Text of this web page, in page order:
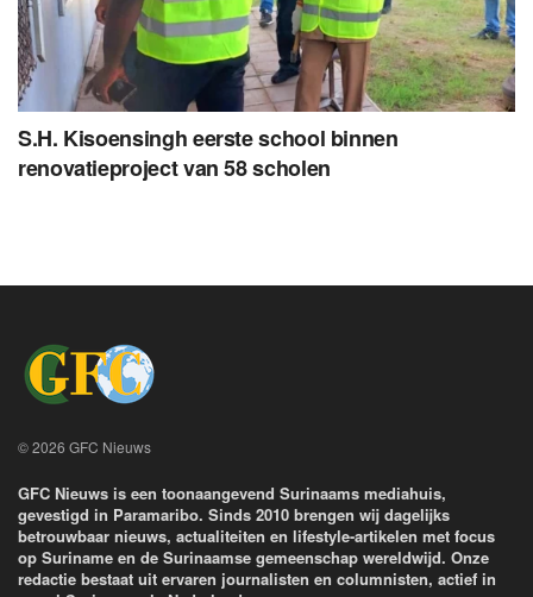
S.H. Kisoensingh eerste school binnen
renovatieproject van 58 scholen
© 2026 GFC Nieuws
GFC Nieuws is een toonaangevend Surinaams mediahuis,
gevestigd in Paramaribo. Sinds 2010 brengen wij dagelijks
betrouwbaar nieuws, actualiteiten en lifestyle-artikelen met focus
op Suriname en de Surinaamse gemeenschap wereldwijd. Onze
redactie bestaat uit ervaren journalisten en columnisten, actief in